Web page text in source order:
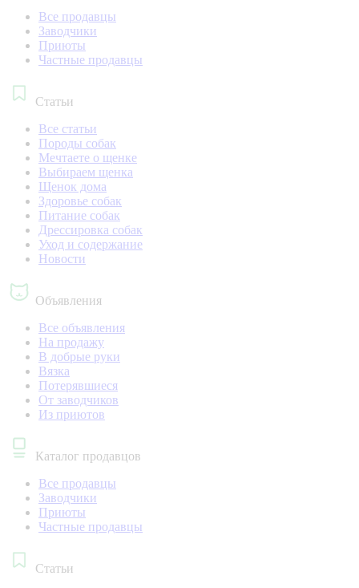
Все продавцы
Заводчики
Приюты
Частные продавцы
Статьи
Все статьи
Породы собак
Мечтаете о щенке
Выбираем щенка
Щенок дома
Здоровье собак
Питание собак
Дрессировка собак
Уход и содержание
Новости
Объявления
Все объявления
На продажу
В добрые руки
Вязка
Потерявшиеся
От заводчиков
Из приютов
Каталог продавцов
Все продавцы
Заводчики
Приюты
Частные продавцы
Статьи